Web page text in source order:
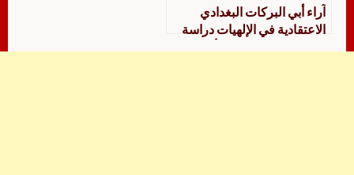
آراء أبي البركات البغدادي
الاعتقادية في الإلهيات دراسة